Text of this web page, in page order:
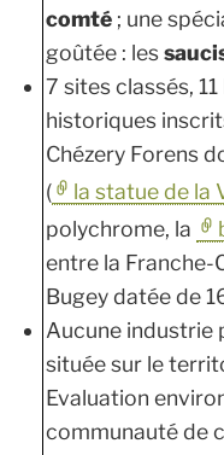
comté ; une
goûtée : les
7 sites classés,
historiques
Chézery Forens
(
la statue de la
polychrome, la
entre la Franche-
Bugey datée de
Aucune industrie
située sur le
Evaluation
communauté de